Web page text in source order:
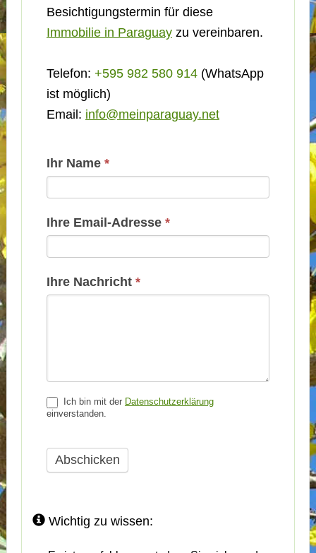
Besichtigungstermin für diese
Immobilie in Paraguayzu vereinbaren.
Telefon: +595 982 580 914(WhatsApp
ist möglich)
Email: info@meinparaguay.net
Kontakt
Ihr Name *
Ihre Email-Adresse *
Ihre Nachricht *
Ich bin mit der Datenschutzerklärung
einverstanden.
Abschicken
Wichtig zu wissen: